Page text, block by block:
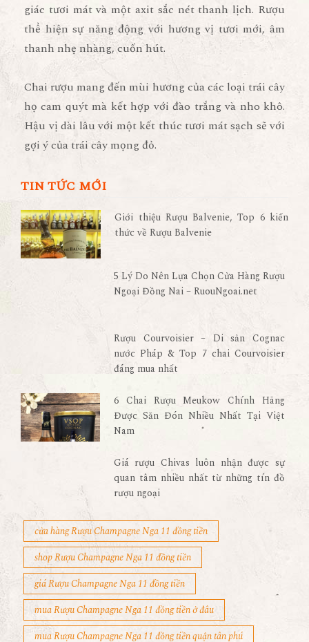
giác tươi mát và một axit sắc nét thanh lịch. Rượu
thể hiện sự năng động với hương vị tươi mới, âm
thanh nhẹ nhàng, cuốn hút.
Chai rượu mang đến mùi hương của các loại trái cây
họ cam quýt mà kết hợp với đào trắng và nho khô.
Hậu vị dài lâu với một kết thúc tươi mát sạch sẽ với
gợi ý của trái cây mọng đỏ.
TIN TỨC MỚI
Giới thiệu Rượu Balvenie, Top 6 kiến
thức về Rượu Balvenie
5 Lý Do Nên Lựa Chọn Cửa Hàng Rượu
Ngoại Đồng Nai – RuouNgoai.net
Rượu Courvoisier – Di sản Cognac
nước Pháp & Top 7 chai Courvoisier
đáng mua nhất
6 Chai Rượu Meukow Chính Hãng
Được Săn Đón Nhiều Nhất Tại Việt
Nam
Giá rượu Chivas luôn nhận được sự
quan tâm nhiều nhất từ những tín đồ
rượu ngoại
cửa hàng Rượu Champagne Nga 11 đồng tiền
shop Rượu Champagne Nga 11 đồng tiền
giá Rượu Champagne Nga 11 đồng tiền
mua Rượu Champagne Nga 11 đồng tiền ở đâu
mua Rượu Champagne Nga 11 đồng tiền quận tân phú